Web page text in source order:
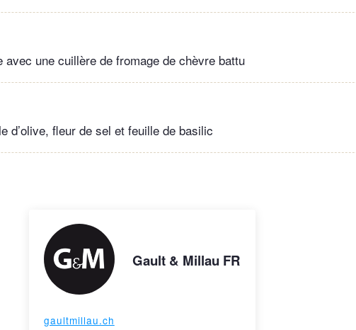
une cuillère de fromage de chèvre battu
d’olive, fleur de sel et feuille de basilic
Gault & Millau FR
gaultmillau.ch